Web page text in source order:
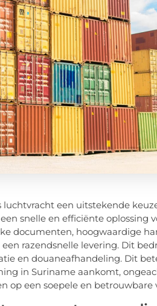
een uitstekende
snelle en efficiënte oplossing
documenten, hoogwaardige
razendsnelle levering. Dit
en douaneafhandeling. Dit
in Suriname aankomt,
op een soepele en betrouwbare